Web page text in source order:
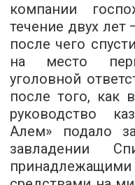
компании
течение двух лет
после чего
на место
уголовной
после того, как
руководство
Алем» подало
завладении